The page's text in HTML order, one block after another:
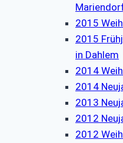
2015
2015
in Dahlem
2014
2014
2013
2012
2012